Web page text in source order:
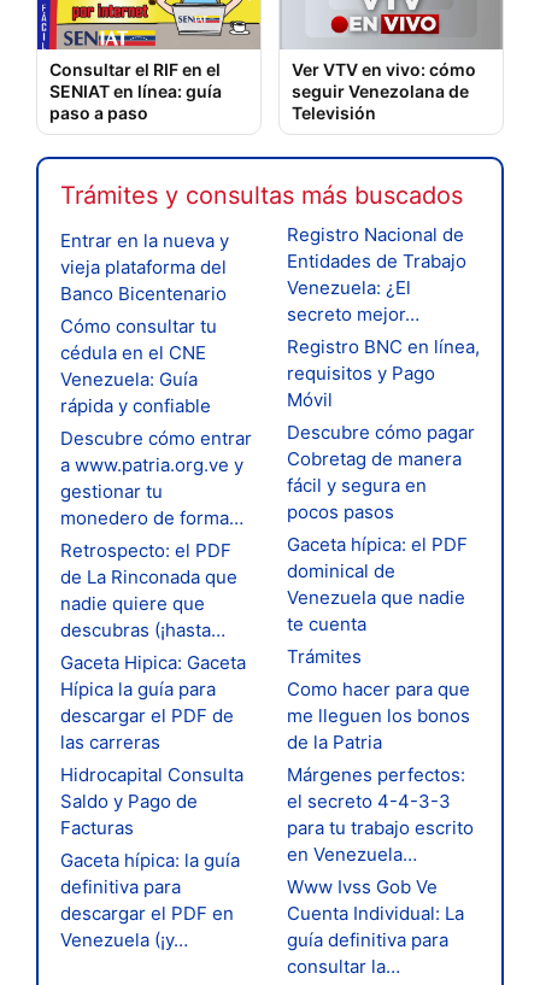
Consultar el RIF en el
SENIAT en línea: guía
paso a paso
Ver VTV en vivo: cómo
seguir Venezolana de
Televisión
Trámites y consultas más buscados
Entrar en la nueva y
vieja plataforma del
Banco Bicentenario
Cómo consultar tu
cédula en el CNE
Venezuela: Guía
rápida y confiable
Descubre cómo entrar
a www.patria.org.ve y
gestionar tu
monedero de forma…
Retrospecto: el PDF
de La Rinconada que
nadie quiere que
descubras (¡hasta…
Gaceta Hipica: Gaceta
Hípica la guía para
descargar el PDF de
las carreras
Hidrocapital Consulta
Saldo y Pago de
Facturas
Gaceta hípica: la guía
definitiva para
descargar el PDF en
Venezuela (¡y…
Registro Nacional de
Entidades de Trabajo
Venezuela: ¿El
secreto mejor…
Registro BNC en línea,
requisitos y Pago
Móvil
Descubre cómo pagar
Cobretag de manera
fácil y segura en
pocos pasos
Gaceta hípica: el PDF
dominical de
Venezuela que nadie
te cuenta
Trámites
Como hacer para que
me lleguen los bonos
de la Patria
Márgenes perfectos:
el secreto 4-4-3-3
para tu trabajo escrito
en Venezuela…
Www Ivss Gob Ve
Cuenta Individual: La
guía definitiva para
consultar la…